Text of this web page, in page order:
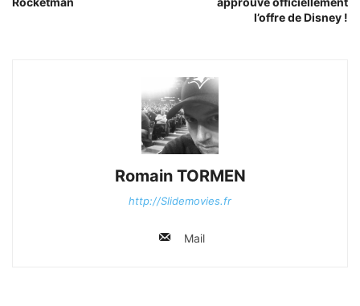
l’offre de Disney !
Romain TORMEN
http://Slidemovies.fr
Mail